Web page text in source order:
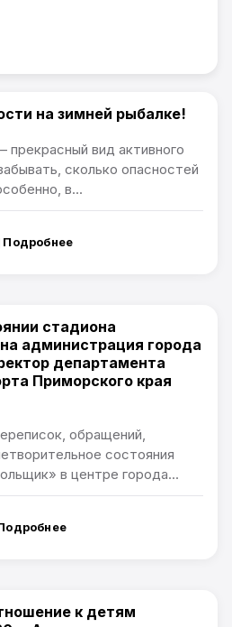
на зимней рыбалке!
вид активного
сколько опасностей
в...
Подробнее
стадиона
администрация города
департамента
Приморского края
обращений,
состояния
в центре города...
к детям